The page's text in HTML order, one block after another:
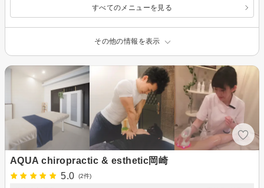
すべてのメニューを見る
その他の情報を表示
AQUA chiropractic & esthetic岡崎
5.0
(2件)